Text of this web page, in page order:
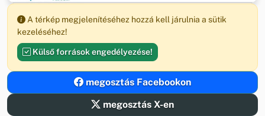
A térkép megjelenítéséhez hozzá kell járulnia a sütik
kezeléséhez!
Külső források engedélyezése!
megosztás Facebookon
megosztás X-en